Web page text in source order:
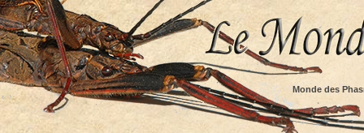
Monde des